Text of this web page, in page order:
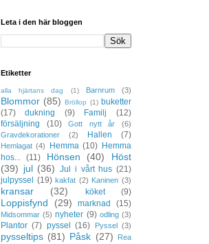
Leta i den här bloggen
Etiketter
alla hjärtans dag (1) Barnrum (3)
Blommor (85) Bröllop (1) buketter
(17)
dukning (9) Familj
(12)
försäljning
(10) Gott nytt år
(6)
Gravdekorationer
(2) Hallen (7)
Hemlagat (4) Hemma (10) Hemma
hos...
(11) Hönsen (40)
Höst
(39) jul (36) Jul i vårt hus (21)
julpyssel
(19) kakfat (2) Kaninen (3)
kransar (32) köket (9)
Loppisfynd (29) marknad (15)
Midsommar (5) nyheter (9) odling (3)
Plantor (7) pyssel (16) Pyssel (3)
pysseltips (81) Påsk (27)
Rea